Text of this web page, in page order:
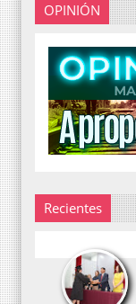
OPINIÓN
Recientes